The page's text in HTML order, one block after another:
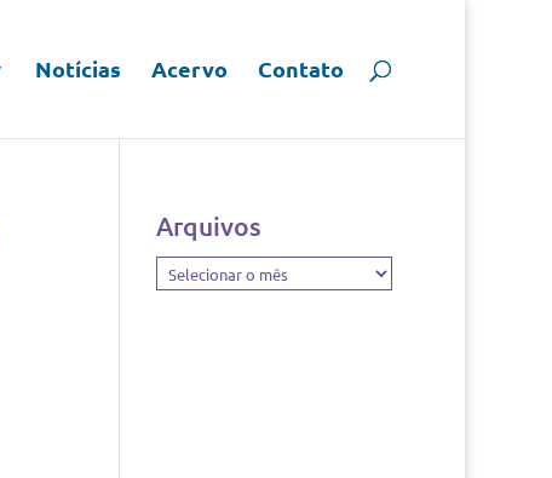
Notícias Acervo Contato
Arquivos
Arquivos